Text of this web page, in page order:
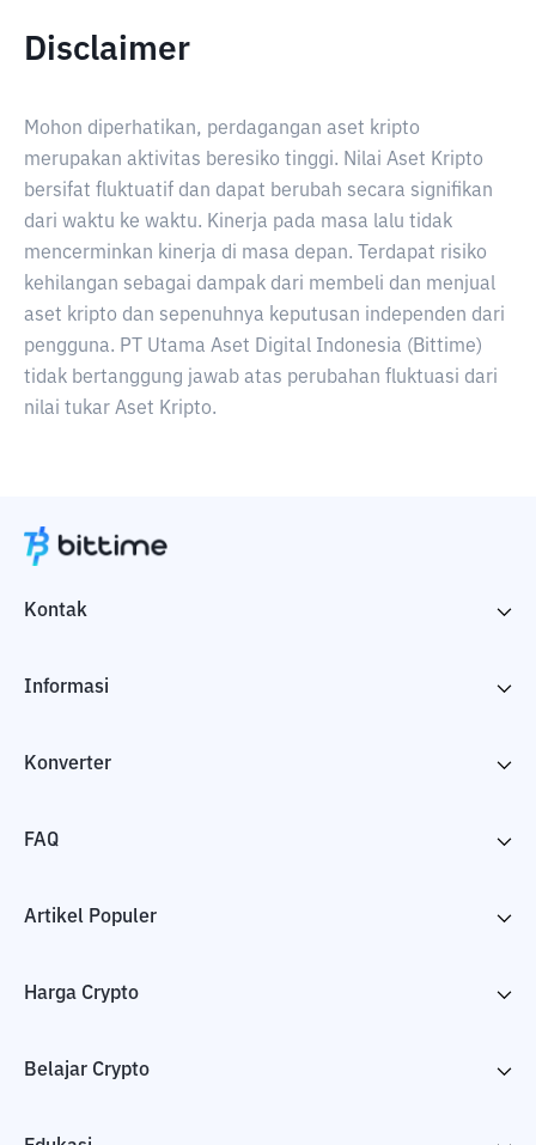
Disclaimer
Mohon diperhatikan, perdagangan aset kripto
merupakan aktivitas beresiko tinggi. Nilai Aset Kripto
bersifat fluktuatif dan dapat berubah secara signifikan
dari waktu ke waktu. Kinerja pada masa lalu tidak
mencerminkan kinerja di masa depan. Terdapat risiko
kehilangan sebagai dampak dari membeli dan menjual
aset kripto dan sepenuhnya keputusan independen dari
pengguna. PT Utama Aset Digital Indonesia (Bittime)
tidak bertanggung jawab atas perubahan fluktuasi dari
nilai tukar Aset Kripto.
Kontak
Informasi
Konverter
FAQ
Artikel Populer
Harga Crypto
Belajar Crypto